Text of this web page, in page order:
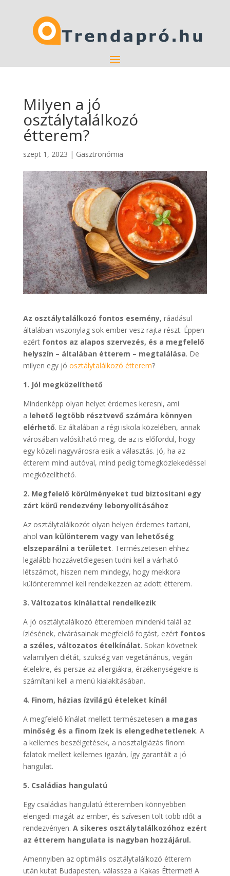
Milyen a jó
osztálytalálkozó
étterem?
szept 1, 2023 | Gasztronómia
Az osztálytalálkozó fontos esemény, ráadásul
általában viszonylag sok ember vesz rajta részt. Éppen
ezért fontos az alapos szervezés, és a megfelelő
helyszín – általában étterem – megtalálása. De
milyen egy jó osztálytalálkozó étterem?
1. Jól megközelíthető
Mindenképp olyan helyet érdemes keresni, ami
a lehető legtöbb résztvevő számára könnyen
elérhető. Ez általában a régi iskola közelében, annak
városában valósítható meg, de az is előfordul, hogy
egy közeli nagyvárosra esik a választás. Jó, ha az
étterem mind autóval, mind pedig tömegközlekedéssel
megközelíthető.
2. Megfelelő körülményeket tud biztosítani egy
zárt körű rendezvény lebonyolításához
Az osztálytalálkozót olyan helyen érdemes tartani,
ahol van különterem vagy van lehetőség
elszeparálni a területet. Természetesen ehhez
legalább hozzávetőlegesen tudni kell a várható
létszámot, hiszen nem mindegy, hogy mekkora
különteremmel kell rendelkezzen az adott étterem.
3. Változatos kínálattal rendelkezik
A jó osztálytalálkozó étteremben mindenki talál az
ízlésének, elvárásainak megfelelő fogást, ezértfontos
a széles, változatos ételkínálat. Sokan követnek
valamilyen diétát, szükség van vegetáriánus, vegán
ételekre, és persze az allergiákra, érzékenységekre is
számítani kell a menü kialakításában.
4. Finom, házias ízvilágú ételeket kínál
A megfelelő kínálat mellett természetesen a magas
minőség és a finom ízek is elengedhetetlenek. A
a kellemes beszélgetések, a nosztalgiázás finom
falatok mellett kellemes igazán, így garantált a jó
hangulat.
5. Családias hangulatú
Egy családias hangulatú étteremben könnyebben
elengedi magát az ember, és szívesen tölt több időt a
rendezvényen. A sikeres osztálytalálkozóhoz ezért
az étterem hangulata is nagyban hozzájárul.
Amennyiben az optimális osztálytalálkozó étterem
után kutat Budapesten, válassza a Kakas Éttermet! A